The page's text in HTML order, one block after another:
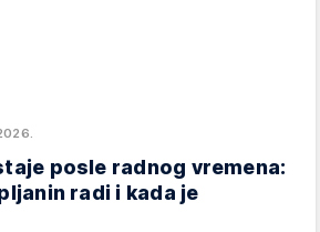
posle radnog vremena:
radi i kada je